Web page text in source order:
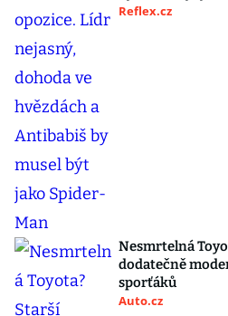
Reflex.cz
Nesmrtelná
dodatečně
sporťáků
Auto.cz